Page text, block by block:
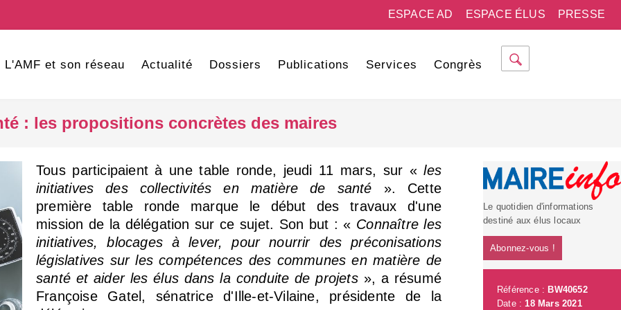
PRESSE
ESPACE ÉLUS
ESPACE AD
L'AMF et son réseau Actualité Dossiers Publications Services Congrès
: les propositions concrètes des maires
Tous participaient à une table ronde, jeudi 11 mars, sur «les
initiatives des collectivités en matière de santé ». Cette
première table ronde marque le début des travaux d'une
mission de la délégation sur ce sujet. Son but : « Connaître les
initiatives, blocages à lever, pour nourrir des préconisations
législatives sur les compétences des communes en matière de
santé et aider les élus dans la conduite de projets», a résumé
Françoise Gatel, sénatrice d'Ille-et-Vilaine, présidente de la
Le quotidien d'informations
destiné aux élus locaux
Abonnez-vous !
Référence : BW40652
Date :18 Mars 2021